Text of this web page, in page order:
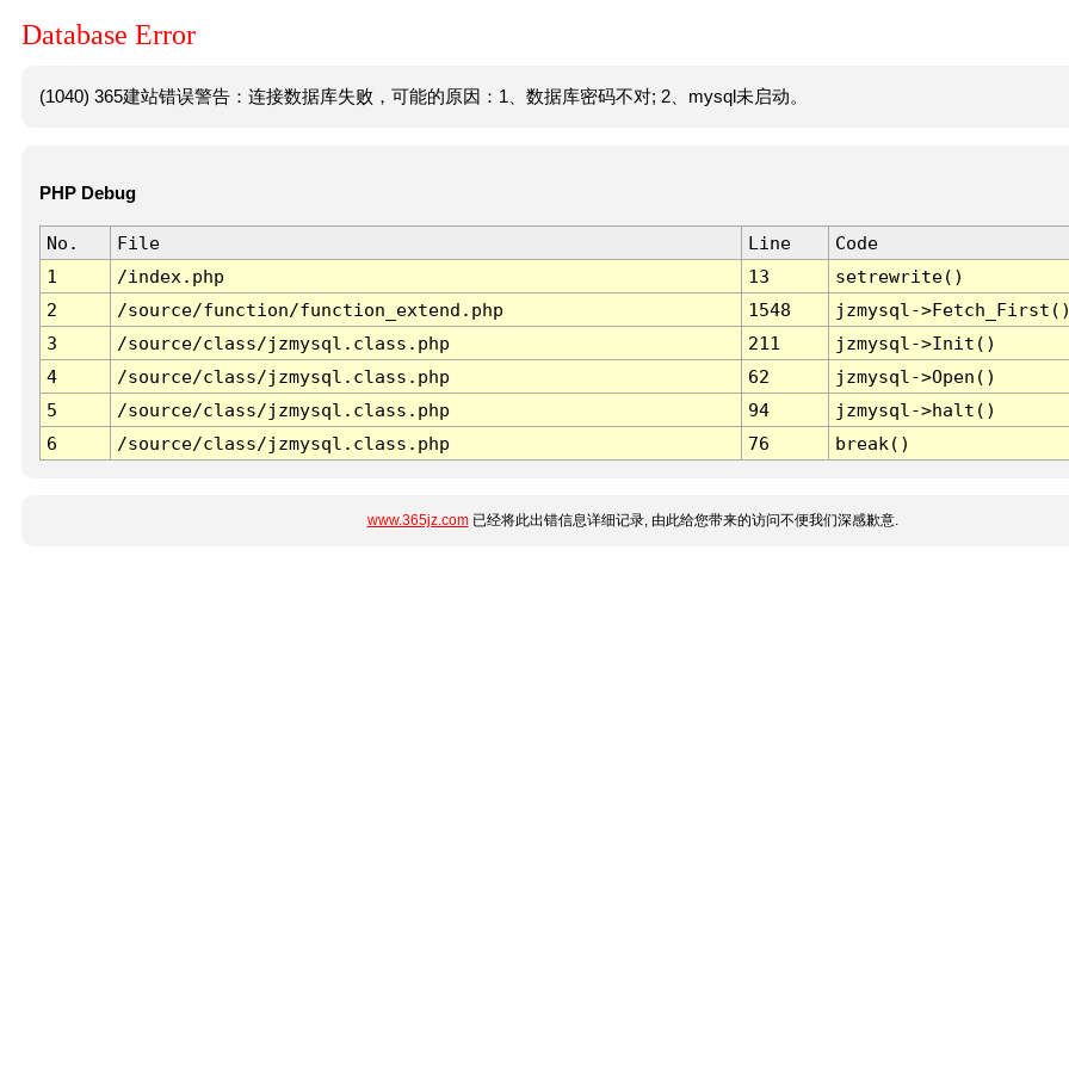
Database Error
(1040) 365建站错误警告：连接数据库失败，可能的原因：1、数据库密码不对; 2、mysql未启动。
PHP Debug
No. File Line
Code
1
/index.php 13
setrewrite()
2
/source/function/function_extend.php 1548
jzmysql-
3
/source/class/jzmysql.class.php 211
jzmysql->Init()
4
/source/class/jzmysql.class.php 62
jzmysql->Open()
5
/source/class/jzmysql.class.php 94
jzmysql->halt()
6
/source/class/jzmysql.class.php 76 break()
www.365jz.com已经将此出错信息详细记录, 由此给您带来的访问不便我们深感歉意.